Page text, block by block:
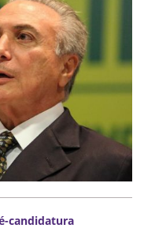
candidatura